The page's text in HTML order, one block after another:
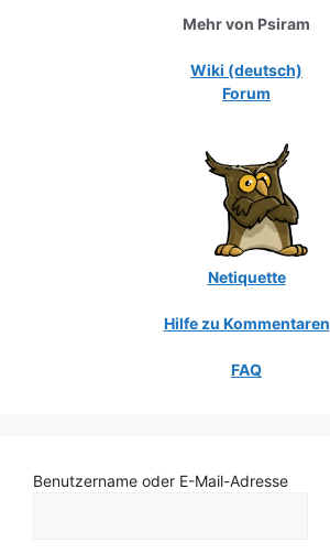
Mehr von Psiram
Wiki (deutsch)
Forum
Netiquette
Hilfe zu Kommentaren
FAQ
Benutzername oder E-Mail-Adresse